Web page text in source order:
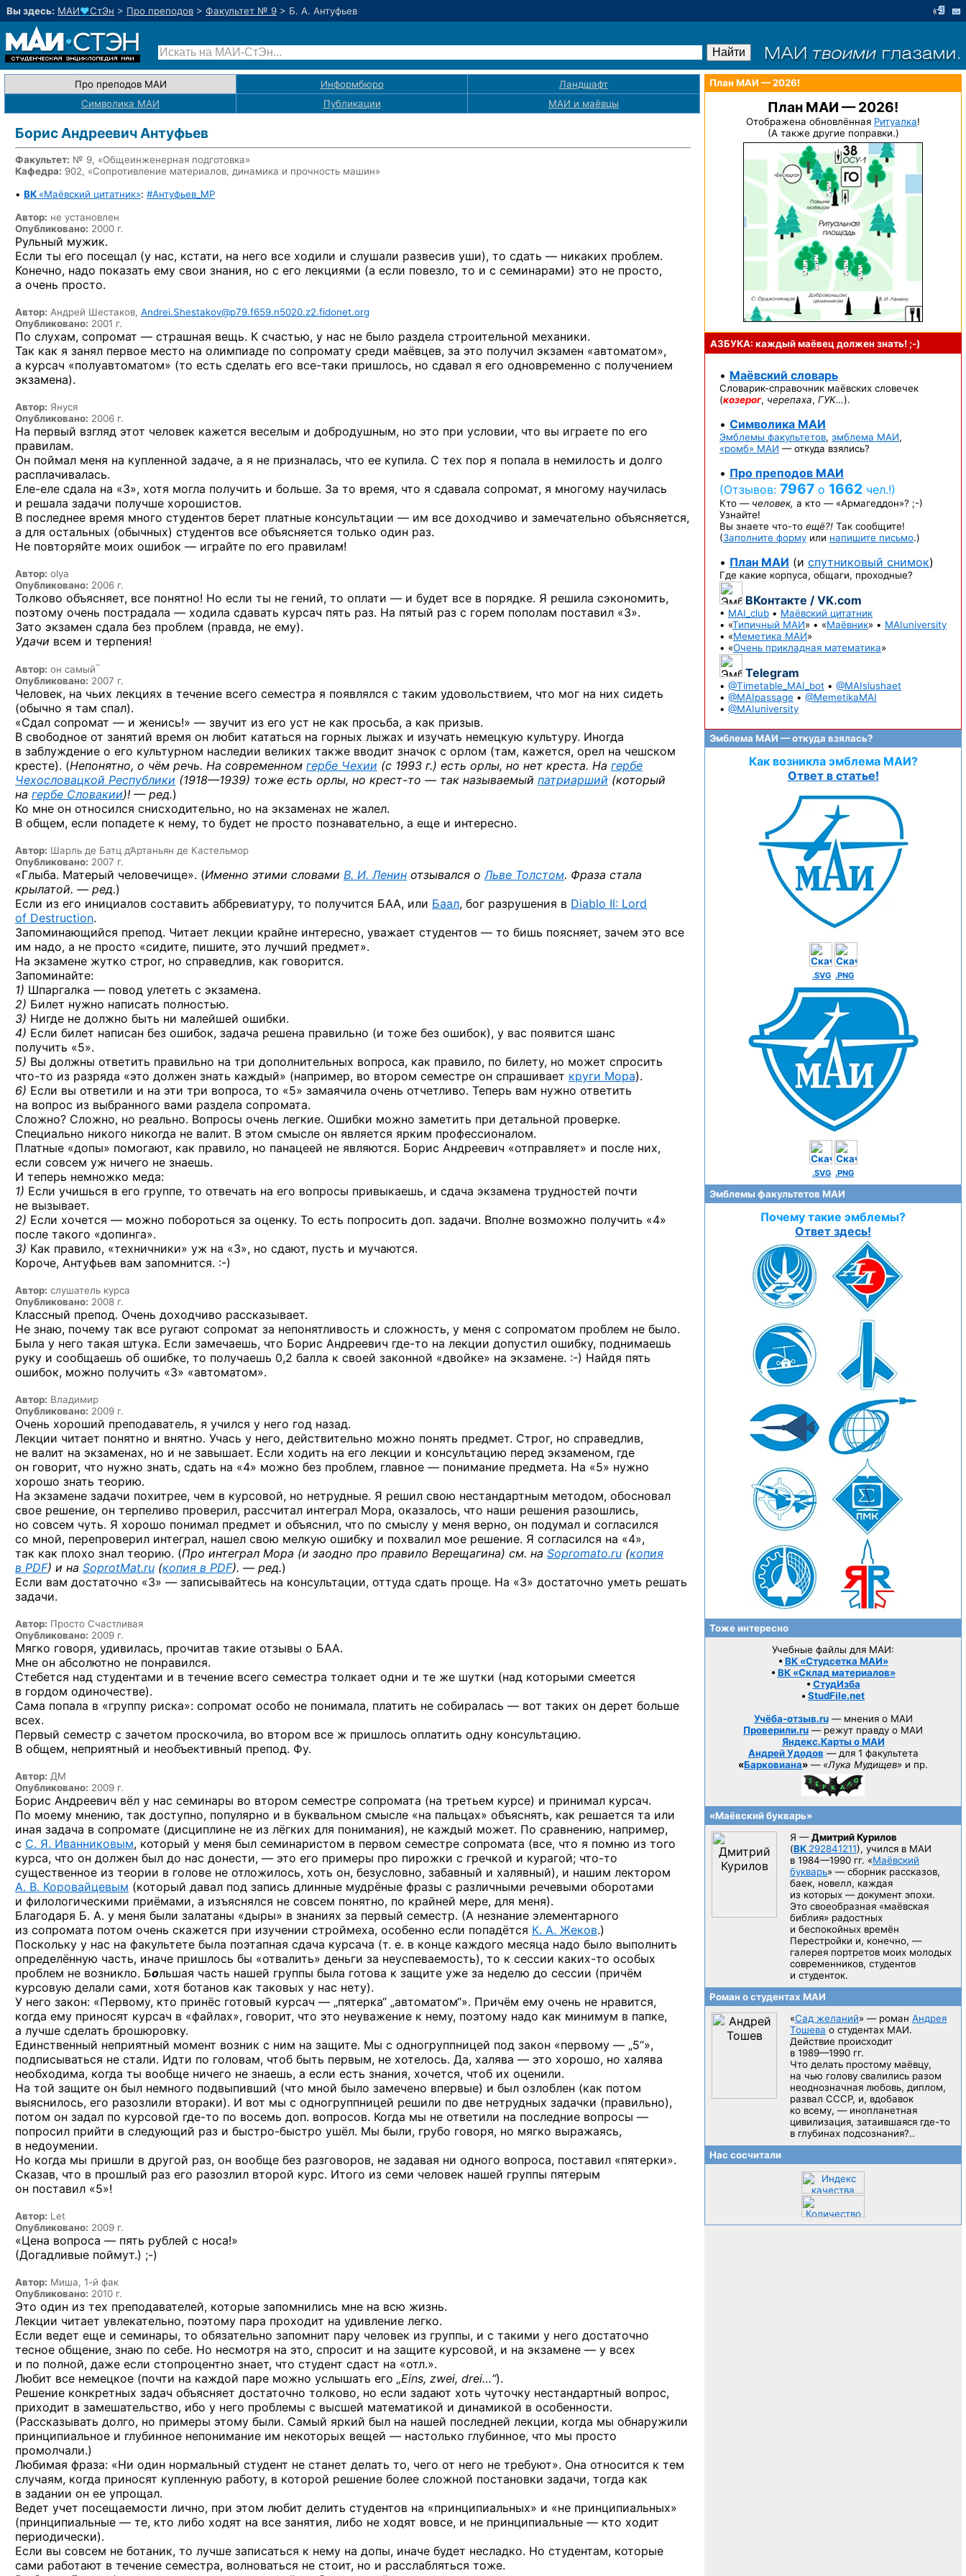
Вы здесь: МАИ♥СтЭн > Про преподов > Факультет № 9 > Б. А. Антуфьев
Про преподов МАИ Информбюро
Ландшафт
Символика МАИ
Публикации МАИ и маёвцы
Боpис Андpеевич Антуфьев
Факультет: № 9, «Общеинженерная подготовка»
Кафедра: 902, «Сопротивление материалов, динамика и прочность машин»
• ВК «Маёвский цитатник»: #Антуфьев_MP
Автор: не установлен
Опубликовано: 2000 г.
Рульный мужик.
Если ты его посещал (у нас, кстати, на него все ходили и слушали развесив уши), то сдать — никаких проблем.
Конечно, надо показать ему свои знания, но с его лекциями (а если повезло, то и с семинарами) это не просто,
а очень просто.
Автор: Андрей Шестаков, Andrei.Shestakov@p79.f659.n5020.z2.fidonet.org
Опубликовано: 2001 г.
По слухам, сопромат — страшная вещь. К счастью, у нас не было раздела строительной механики.
Так как я занял первое место на олимпиаде по сопромату среди маёвцев, за это получил экзамен «автоматом»,
а курсач «полуавтоматом» (то есть сделать его все-таки пришлось, но сдавал я его одновременно с получением
экзамена).
Автор: Януся
Опубликовано: 2006 г.
На первый взгляд этот человек кажется веселым и добродушным, но это при условии, что вы играете по его
правилам.
Он поймал меня на купленной задаче, а я не призналась, что ее купила. С тех пор я попала в немилость и долго
расплачивалась.
Еле-еле сдала на «3», хотя могла получить и больше. За то время, что я сдавала сопромат, я многому научилась
и решала задачи получше хорошистов.
В последнее время много студентов берет платные консультации — им все доходчиво и замечательно объясняется,
а для остальных (обычных) студентов все объясняется только один раз.
Не повторяйте моих ошибок — играйте по его правилам!
Автор: olya
Опубликовано: 2006 г.
Толково объясняет, все понятно! Но если ты не гений, то оплати — и будет все в порядке. Я решила сэкономить,
поэтому очень пострадала — ходила сдавать курсач пять раз. На пятый раз с горем пополам поставил «3».
Зато экзамен сдала без проблем (правда, не ему).
Удачи всем и терпения!
Автор: он самый™
Опубликовано: 2007 г.
Человек, на чьих лекциях в течение всего семестра я появлялся с таким удовольствием, что мог на них сидеть
(обычно я там спал).
«Сдал сопромат — и женись!» — звучит из его уст не как просьба, а как призыв.
В свободное от занятий время он любит кататься на горных лыжах и изучать немецкую культуру. Иногда
в заблуждение о его культурном наследии великих также вводит значок с орлом (там, кажется, орел на чешском
кресте). (Непонятно, о чём речь. На современном гербе Чехии (с 1993 г.) есть орлы, но нет креста. На гербе
Чехословацкой Республики (1918—1939) тоже есть орлы, но крест-то — так называемый патриарший (который
на гербе Словакии)! — ред.)
Ко мне он относился снисходительно, но на экзаменах не жалел.
В общем, если попадете к нему, то будет не просто познавательно, а еще и интересно.
Автор: Шарль де Батц д’Артаньян де Кастельмор
Опубликовано: 2007 г.
«Глыба. Матерый человечище». (Именно этими словами В. И. Ленин отзывался оЛьве Толстом. Фраза стала
крылатой. — ред.)
Если из его инициалов составить аббревиатуру, то получится БАА, или Баал, бог разрушения в Diablo II: Lord
of Destruction.
Запоминающийся препод. Читает лекции крайне интересно, уважает студентов — то бишь поясняет, зачем это все
им надо, а не просто «сидите, пишите, это лучший предмет».
На экзамене жутко строг, но справедлив, как говорится.
Запоминайте:
1) Шпаргалка — повод улететь с экзамена.
2) Билет нужно написать полностью.
3) Нигде не должно быть ни малейшей ошибки.
4) Если билет написан без ошибок, задача решена правильно (и тоже без ошибок), у вас появится шанс
получить «5».
5) Вы должны ответить правильно на три дополнительных вопроса, как правило, по билету, но может спросить
что-то из разряда «это должен знать каждый» (например, во втором семестре он спрашивает круги Мора).
6) Если вы ответили и на эти три вопроса, то «5» замаячила очень отчетливо. Теперь вам нужно ответить
на вопрос из выбранного вами раздела сопромата.
Сложно? Сложно, но реально. Вопросы очень легкие. Ошибки можно заметить при детальной проверке.
Специально никого никогда не валит. В этом смысле он является ярким профессионалом.
Платные «допы» помогают, как правило, но панацеей не являются. Борис Андреевич «отправляет» и после них,
если совсем уж ничего не знаешь.
И теперь немножко меда:
1) Если учишься в его группе, то отвечать на его вопросы привыкаешь, и сдача экзамена трудностей почти
не вызывает.
2) Если хочется — можно побороться за оценку. То есть попросить доп. задачи. Вполне возможно получить «4»
после такого «допинга».
3) Как правило, «техничники» уж на «3», но сдают, пусть и мучаются.
Короче, Антуфьев вам запомнится. :-)
Автор: слушатель курса
Опубликовано: 2008 г.
Классный препод. Очень доходчиво рассказывает.
Не знаю, почему так все ругают сопромат за непонятливость и сложность, у меня с сопроматом проблем не было.
Была у него такая штука. Если замечаешь, что Борис Андреевич где-то на лекции допустил ошибку, поднимаешь
руку и сообщаешь об ошибке, то получаешь 0,2 балла к своей законной «двойке» на экзамене. :-) Найдя пять
ошибок, можно получить «3» «автоматом».
Автор: Владимир
Опубликовано: 2009 г.
Очень хороший преподаватель, я учился у него год назад.
Лекции читает понятно и внятно. Учась у него, действительно можно понять предмет. Строг, но справедлив,
не валит на экзаменах, но и не завышает. Если ходить на его лекции и консультацию перед экзаменом, где
он говорит, что нужно знать, сдать на «4» можно без проблем, главное — понимание предмета. На «5» нужно
хорошо знать теорию.
На экзамене задачи похитрее, чем в курсовой, но нетрудные. Я решил свою нестандартным методом, обосновал
свое решение, он терпеливо проверил, рассчитал интеграл Мора, оказалось, что наши решения разошлись,
но совсем чуть. Я хорошо понимал предмет и объяснил, что по смыслу у меня верно, он подумал и согласился
со мной, перепроверил интеграл, нашел свою мелкую ошибку и похвалил мое решение. Я согласился на «4»,
так как плохо знал теорию. (Про интеграл Мора (и заодно про правило Верещагина) см. на Sopromato.ru (копия
в PDF) и на SoprotMat.ru (копия в PDF). — ред.)
Если вам достаточно «3» — записывайтесь на консультации, оттуда сдать проще. На «3» достаточно уметь решать
задачи.
Автор: Просто Счастливая
Опубликовано: 2009 г.
Мягко говоря, удивилась, прочитав такие отзывы о БАА.
Мне он абсолютно не понравился.
Стебется над студентами и в течение всего семестра толкает одни и те же шутки (над которыми смеется
в гордом одиночестве).
Сама попала в «группу риска»: сопромат особо не понимала, платить не собиралась — вот таких он дерет больше
всех.
Первый семестр с зачетом проскочила, во втором все ж пришлось оплатить одну консультацию.
В общем, неприятный и необъективный препод. Фу.
Автор: ДМ
Опубликовано: 2009 г.
Боpис Андpеевич вёл у нас семинары во втором семестре сопромата (на третьем курсе) и принимал курсач.
По моему мнению, так доступно, популярно и в буквальном смысле «на пальцах» объяснять, как решается та или
иная задача в сопромате (дисциплине не из лёгких для понимания), не каждый может. По сравнению, например,
с С. Я. Иванниковым, который у меня был семинаристом в первом семестре сопромата (все, что я помню из того
курса, что он должен был до нас донести, — это его примеры про пирожки с гречкой и курагой; что-то
существенное из теории в голове не отложилось, хоть он, безусловно, забавный и халявный), и нашим лектором
А. В. Коровайцевым (который давал под запись длинные мудрёные фразы с различными речевыми оборотами
и филологическими приёмами, а изъяснялся не совсем понятно, по крайней мере, для меня).
Благодаря Б. А. у меня были залатаны «дыры» в знаниях за первый семестр. (А незнание элементарного
из сопромата потом очень скажется при изучении строймеха, особенно если попадётся К. А. Жеков.)
Поскольку у нас на факультете была поэтапная сдача курсача (т. е. в конце каждого месяца надо было выполнить
определённую часть, иначе пришлось бы «отвалить» деньги за неуспеваемость), то к сессии каких-то особых
проблем не возникло. Большая часть нашей группы была готова к защите уже за неделю до сессии (причём
курсовую делали сами, хотя ботанов как таковых у нас нету).
У него закон: «Первому, кто принёс готовый курсач — „пятерка“ „автоматом“». Причём ему очень не нравится,
когда ему приносят курсач в «файлах», говорит, что это неуважение к нему, поэтому надо как минимум в папке,
а лучше сделать брошюровку.
Единственный неприятный момент возник с ним на защите. Мы с одногруппницей под закон «первому — „5“»,
подписываться не стали. Идти по головам, чтоб быть первым, не хотелось. Да, халява — это хорошо, но халява
необходима, когда ты вообще ничего не знаешь, а если есть знания, хочется, чтоб их оценили.
На той защите он был немного подвыпивший (что мной было замечено впервые) и был озлоблен (как потом
выяснилось, его разозлили втораки). И вот мы с одногруппницей решили по две нетрудных задачки (правильно),
потом он задал по курсовой где-то по восемь доп. вопросов. Когда мы не ответили на последние вопросы —
попросил прийти в следующий раз и быстро-быстро ушёл. Мы были, грубо говоря, но мягко выражаясь,
в недоумении.
Но когда мы пришли в другой раз, он вообще без разговоров, не задавая ни одного вопроса, поставил «пятерки».
Сказав, что в прошлый раз его разозлил второй курс. Итого из семи человек нашей группы пятерым
он поставил «5»!
Автор: Let
Опубликовано: 2009 г.
«Цена вопроса — пять рублей с носа!»
(Догадливые поймут.) ;-)
Автор: Миша, 1-й фак
Опубликовано: 2010 г.
Это один из тех преподавателей, которые запомнились мне на всю жизнь.
Лекции читает увлекательно, поэтому пара проходит на удивление легко.
Если ведет еще и семинары, то обязательно запомнит пару человек из группы, и с такими у него достаточно
тесное общение, знаю по себе. Но несмотря на это, спросит и на защите курсовой, и на экзамене — у всех
и по полной, даже если стопроцентно знает, что студент сдаст на «отл.».
Любит все немецкое (почти на каждой паре можно услышать его „Eins, zwei, drei…“).
Решение конкретных задач объясняет достаточно толково, но если задают хоть чуточку нестандартный вопрос,
приходит в замешательство, ибо у него проблемы с высшей математикой и динамикой в особенности.
(Рассказывать долго, но примеры этому были. Самый яркий был на нашей последней лекции, когда мы обнаружили
принципиальное и глубинное непонимание им некоторых вещей — настолько глубинное, что мы просто
промолчали.)
Любимая фраза: «Ни один нормальный студент не станет делать то, чего от него не требуют». Она относится к тем
случаям, когда приносят купленную работу, в которой решение более сложной постановки задачи, тогда как
в задании он ее упрощал.
Ведет учет посещаемости лично, при этом любит делить студентов на «принципиальных» и «не принципиальных»
(принципиальные — те, кто либо ходят на все занятия, либо не ходят вовсе, и не принципиальные — кто ходит
периодически).
Если вы совсем не ботаник, то лучше записаться к нему на допы, иначе будет несладко. Но студентам, которые
сами работают в течение семестра, волноваться не стоит, но и расслабляться тоже.
План МАИ — 2026!
План МАИ — 2026!
Отображена обновлённая Ритуалка!
(А также другие поправки.)
АЗБУКА: каждый маёвец должензнать! ;-)
• Маёвский словарь
Словарик-справочник маёвских словечек
(козерог, черепаха, ГУК…).
• Символика МАИ
Эмблемы факультетов, эмблема МАИ,
«ромб» МАИ — откуда взялись?
• Про преподов МАИ
(Отзывов: 7967 о 1662 чел.!)
Кто — человек, а кто — «Армагеддон»? ;-)
Узнайте!
Вы знаете что-то ещё?! Так сообщите!
(Заполните форму или напишите письмо.)
• План МАИ (и спутниковый снимок)
Где какие корпуса, общаги, проходные?
ВКонтакте / VK.com
• MAI_club • Маёвский цитатник
• «Типичный МАИ» • «Маёвник» • MAIuniversity
• «Меметика МАИ»
• «Очень прикладная математика»
Telegram
• @Timetable_MAI_bot • @MAIslushaet
• @MAIpassage • @MemetikaMAI
• @MAIuniversity
Эмблема МАИ — откуда взялась?
Как возникла эмблема МАИ?
Ответ в статье!
.SVG .PNG
.SVG .PNG
Эмблемы факультетов МАИ
Почему такие эмблемы?
Ответ здесь!
Тоже интересно
Учебные файлы для МАИ:
• ВК «Студсетка МАИ»
• ВК «Склад материалов»
• СтудИзба
• StudFile.net
Учёба-отзыв.ru— мнения о МАИ
Проверили.ru — режут правду о МАИ
Яндекс.Карты о МАИ
Андрей Удодов — для 1 факультета
«Барковиана» — «Лука Мудищев» и пр.
«Маёвский букварь»
Я —Дмитрий Курилов
(ВК 292841211), учился в МАИ
в 1984—1990 гг. «Маёвский
букварь» — сборник рассказов,
баек, новелл, каждая
из которых — документ эпохи.
Это своеобразная «маёвская
библия» радостных
и беспокойных времён
Перестройки и, конечно, —
галерея портретов моих молодых
современников, студентов
и студенток.
Роман о студентах МАИ
«Сад желаний» — роман Андрея
Тошева о студентах МАИ.
Действие происходит
в 1989—1990 гг.
Что делать простому маёвцу,
на чью голову свалились разом
неоднозначная любовь, диплом,
развал CCCP, и, вдобавок
ко всему, — инопланетная
цивилизация, затаившаяся где-то
в глубинах подсознания?..
Нас сосчитали